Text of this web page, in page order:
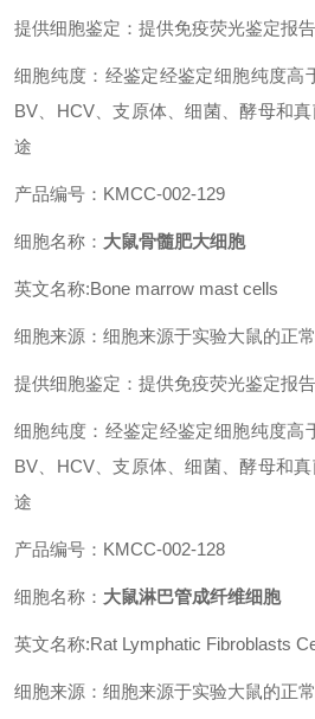
提供细胞鉴定：提供免疫荧光鉴定报告
细胞纯度：经鉴定经鉴定细胞纯度高
BV、HCV、支原体、细菌、酵母和
途
产品编号：KMCC-002-129
细胞名称： 大鼠骨髓肥大细胞
英文名称:Bone marrow mast cells
细胞来源：细胞来源于实验大鼠的正常
提供细胞鉴定：提供免疫荧光鉴定报告
细胞纯度：经鉴定经鉴定细胞纯度高
BV、HCV、支原体、细菌、酵母和
途
产品编号：KMCC-002-128
细胞名称： 大鼠淋巴管成纤维细胞
英文名称:Rat Lymphatic Fibroblasts
细胞来源：细胞来源于实验大鼠的正常